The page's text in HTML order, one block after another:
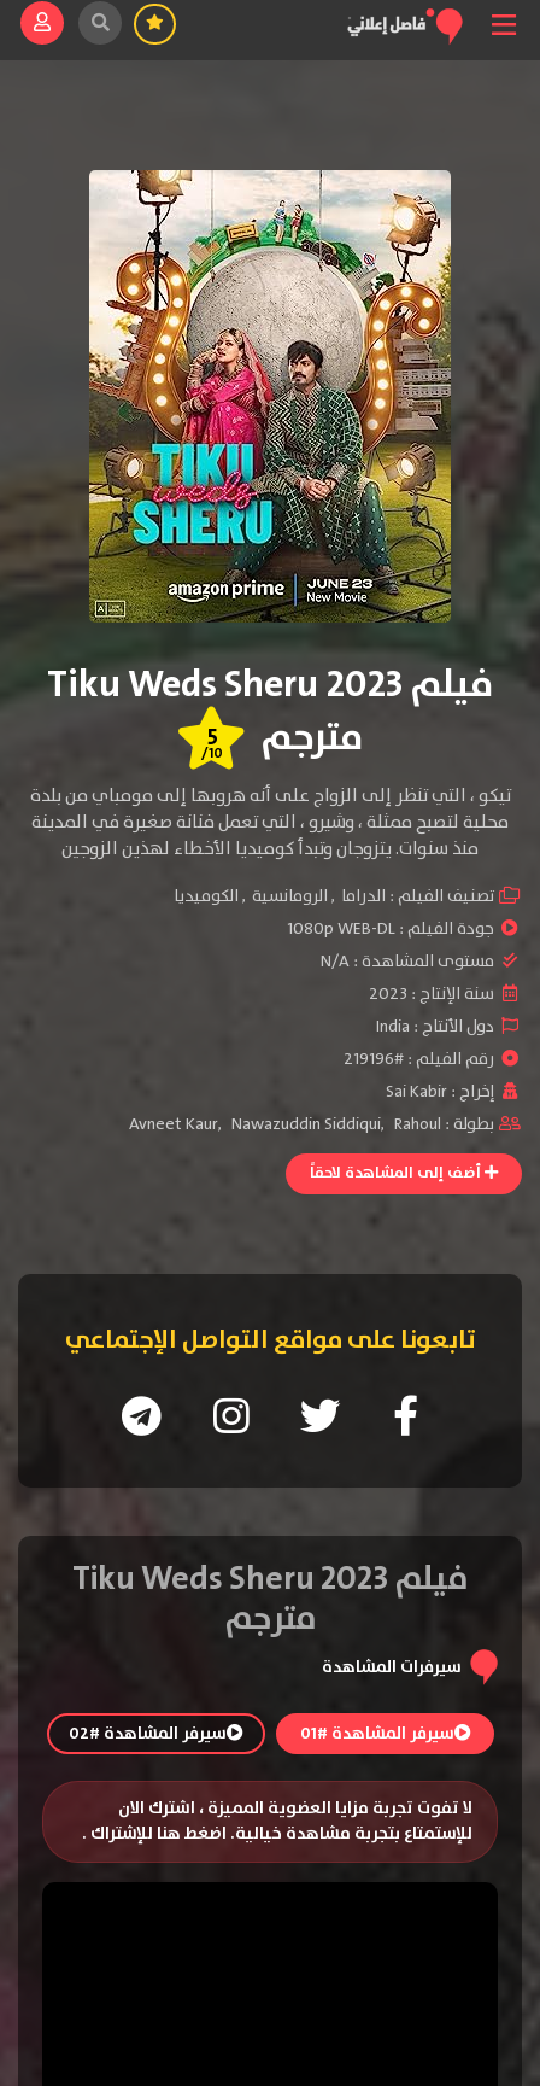
فيلم Tiku Weds Sheru 2023
مترجم
5
/10
تيكو ، التي تنظر إلى الزواج على أنه هروبها إلى مومباي من بلدة
محلية لتصبح ممثلة ، وشيرو ، التي تعمل فنانة صغيرة في المدينة
منذ سنوات. يتزوجان وتبدأ كوميديا الأخطاء لهذين الزوجين
تصنيف الفيلم : الدراما ,الرومانسية ,الكوميديا
جودة الفيلم :1080p WEB-DL
مستوى المشاهدة :N/A
سنة الإنتاج : 2023
دول الأنتاج : India
رقم الفيلم : #219196
إخراج :Sai Kabir
بطولة :
Avneet Kaur, Nawazuddin Siddiqui, Rahoul
أضف إلى المشاهدة لاحقاً
تابعونا على مواقع التواصل الإجتماعي
فيلم Tiku Weds Sheru 2023
مترجم
سيرفرات المشاهدة
سيرفر المشاهدة #01 سيرفر المشاهدة #02
لا تفوت تجربة مزايا العضوية المميزة ، اشترك الان
للإستمتاع بتجربة مشاهدة خيالية. اضغط هنا للإشتراك .